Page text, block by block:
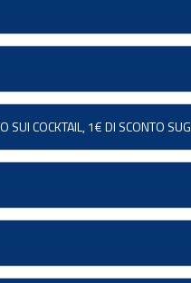
COCKTAIL, 1€ DI SCONTO